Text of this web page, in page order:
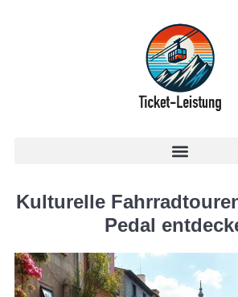
Kulturelle
Pedal